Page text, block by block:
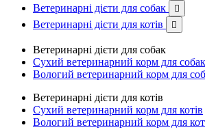
Ветеринарні дієти для собак

Ветеринарні дієти для котів 
Ветеринарні дієти для собак
Сухий ветеринарний корм для собак
Вологий ветеринарний корм для
Ветеринарні дієти для котів
Сухий ветеринарний корм для котів
Вологий ветеринарний корм для